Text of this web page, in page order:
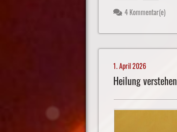
4 Kommentar(e)
1. April 2026
Heilung verstehen